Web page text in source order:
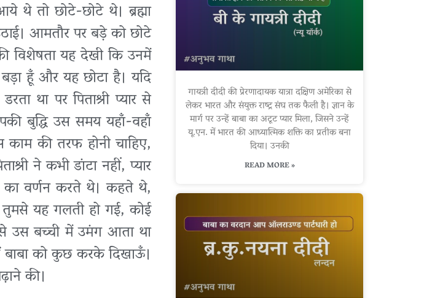
आये थे तो छोटे-छोटे थे। ब्रह्मा
आमतौर पर बड़े को छोटे
विशेषता यह देखी कि उनमें
हूँ और यह छोटा है। यदि
था पर पिताश्री प्यार से
बुद्धि उस समय यहाँ-वहाँ
की तरफ होनी चाहिए,
ने कभी डांटा नहीं, प्यार
का वर्णन करते थे। कहते थे,
तुमसे यह गलती हो गई, कोई
उस बच्ची में उमंग आता था
को कुछ करके दिखाऊँ।
की।
गायत्री दीदी की प्रेरणादायक यात्रा दक्षिण अमेरिका से
लेकर भारत और संयुक्त राष्ट्र संघ तक फैली है। ज्ञान के
मार्ग पर उन्हें बाबा का अटूट प्यार मिला, जिसने उन्हें
यू.एन. में भारत की आध्यात्मिक शक्ति का प्रतीक बना
दिया। उनकी
READ MORE »